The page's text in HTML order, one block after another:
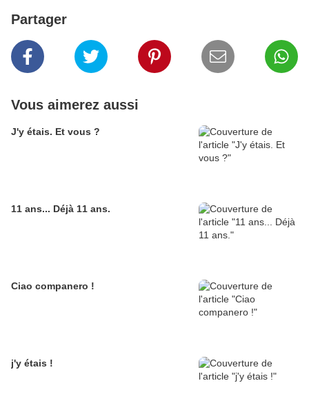
Partager
Vous aimerez aussi
J'y étais. Et vous ?
11 ans... Déjà 11 ans.
Ciao companero !
j'y étais !